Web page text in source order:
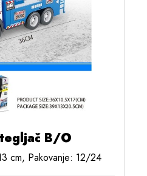
B/O
cm, Pakovanje: 12/24